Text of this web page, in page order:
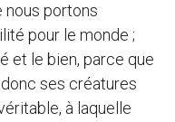
nous portons
pour le monde ;
et le bien, parce que
ses créatures
à laquelle